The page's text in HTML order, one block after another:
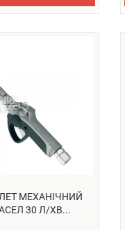
МЕХАНІЧНИЙ
30 Л/ХВ...